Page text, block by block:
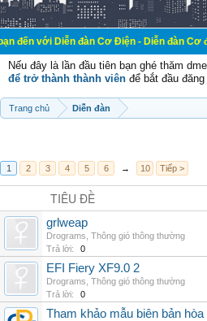
Diễn đàn Cơ Điện - Diễn đàn Cơ điện là
Nếu đây là lần đầu tiên bạn ghé thăm
để trở thành thành viên để bắt đầu
Trang chủ Diễn đàn
1 2 3 4 5 6 → 10 Tiếp >
TIÊU ĐỀ
grlweap
Drograms Thông gió thông thường
Trả lời:
0
EFI Fiery XF9.0 2
Drograms Thông gió thông thường
Trả lời:
0
Tham khảo mẫu biên bản